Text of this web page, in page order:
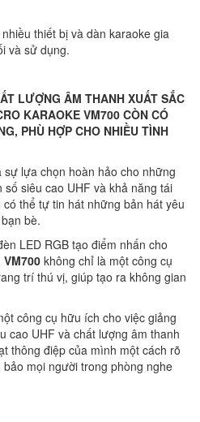
thiết bị và dàn karaoke gia
và sử dụng.
LƯỢNG ÂM THANH XUẤT SẮC
KARAOKE VM700 CÒN CÓ
PHÙ HỢP CHO NHIỀU TÌNH
sự lựa chọn hoàn hảo cho những
siêu cao UHF và khả năng tái
thể tự tin hát những bản hát yêu
bè.
LED RGB tạo điểm nhấn cho
VM700 không chỉ là một công cụ
trí thú vị, giúp tạo ra không gian
công cụ hữu ích cho việc giảng
cao UHF và chất lượng âm thanh
thông điệp của mình một cách rõ
mọi người trong phòng nghe